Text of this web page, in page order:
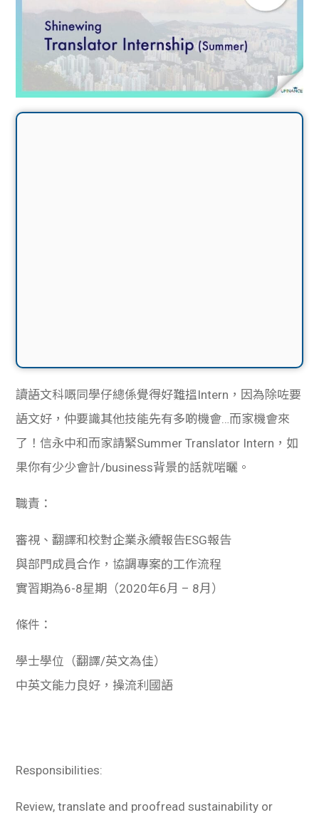
讀語文科嘅同學仔總係覺得好難搵Intern，因為除咗要
語文好，仲要識其他技能先有多啲機會…而家機會來
了！信永中和而家請緊Summer Translator Intern，如
果你有少少會計/business背景的話就啱曬。
職責：
審視、翻譯和校對企業永續報告ESG報告
與部門成員合作，協調專案的工作流程
實習期為6-8星期（2020年6月 – 8月）
條件：
學士學位（翻譯/英文為佳）
中英文能力良好，操流利國語
Responsibilities:
Review, translate and proofread sustainability or